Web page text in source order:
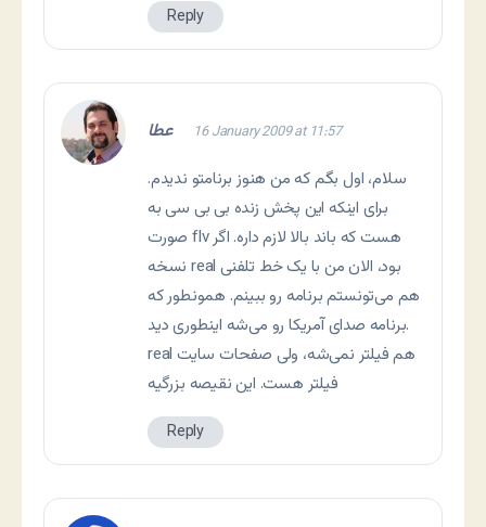
Reply
عطا 16 January 2009 at 11:57
سلام، اول بگم که من هنوز برنامتو ندیدم.
برای اینکه این پخش زنده بی بی سی به
صورت flv هست که باند بالا لازم داره. اگر
نسخه real بود، الان من با یک خط تلفنی
هم می‌تونستم برنامه رو ببینم. همونطور که
برنامه صدای آمریکا رو می‌شه اینطوری دید.
real هم فیلتر نمی‌شه، ولی صفحات سایت
فیلتر هست. این نقیصه بزرگیه
Reply